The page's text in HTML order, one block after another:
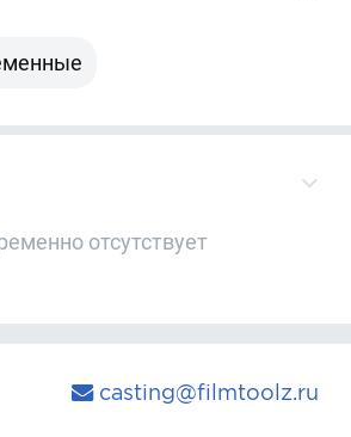
отсутствует
casting@filmtoolz.ru